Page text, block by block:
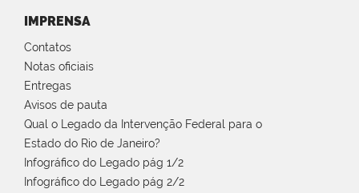
IMPRENSA
Contatos
Notas oficiais
Entregas
Avisos de pauta
Qual o Legado da Intervenção Federal para o
Estado do Rio de Janeiro?
Infográfico do Legado pág 1/2
Infográfico do Legado pág 2/2